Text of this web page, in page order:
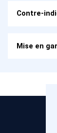
Contre-
Mise en